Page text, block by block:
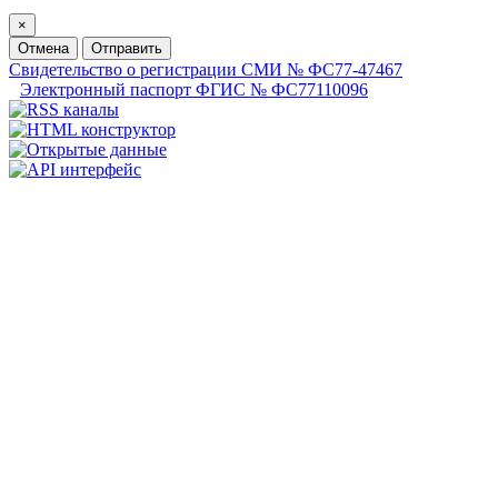
×
Отмена
Отправить
Свидетельство о регистрации СМИ № ФС77-47467
Электронный паспорт ФГИС № ФС77110096